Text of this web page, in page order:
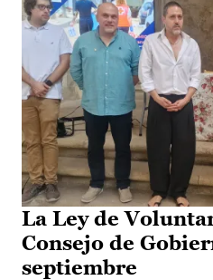
La Ley de
Consejo de
septiembre